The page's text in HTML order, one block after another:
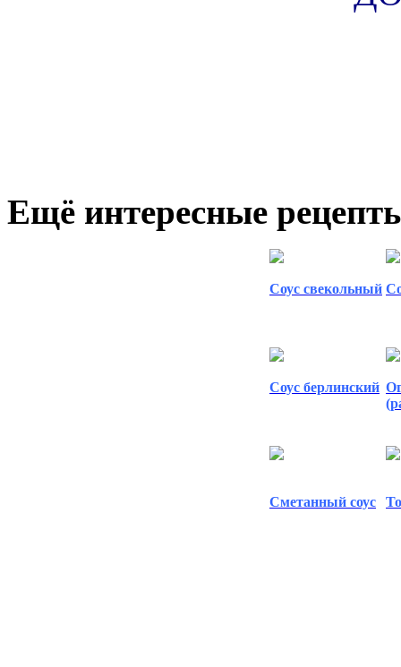
Ещё интересные
Соус свекольный
Соус берлинский
Сметанный соус